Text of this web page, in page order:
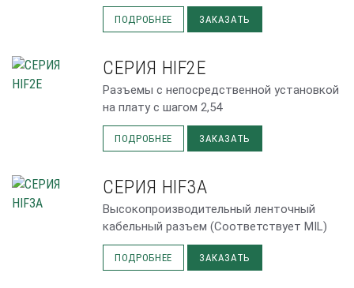
ПОДРОБНЕЕ ЗАКАЗАТЬ
СЕРИЯ HIF2E
Разъемы с непосредственной установкой
на плату с шагом 2,54
ПОДРОБНЕЕ ЗАКАЗАТЬ
СЕРИЯ HIF3A
Высокопроизводительный ленточный
кабельный разъем (Соответствует MIL)
ПОДРОБНЕЕ ЗАКАЗАТЬ